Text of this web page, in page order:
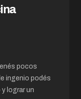
pocos
ingenio podés
lograr un